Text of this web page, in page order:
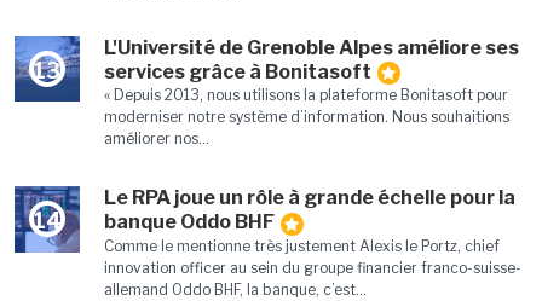
13
L'Université de Grenoble Alpes améliore ses
services grâce à Bonitasoft
« Depuis 2013, nous utilisons la plateforme Bonitasoft pour
moderniser notre système d’information. Nous souhaitions
améliorer nos...
14
Le RPA joue un rôle à grande échelle pour la
banque Oddo BHF
Comme le mentionne très justement Alexis le Portz, chief
innovation officer au sein du groupe financier franco-suisse-
allemand Oddo BHF, la banque, c’est...